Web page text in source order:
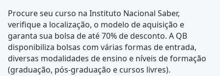
Procure seu curso na Instituto Nacional Saber,
verifique a localização, o modelo de aquisição e
garanta sua bolsa de até 70% de desconto. A QB
disponibiliza bolsas com várias formas de entrada,
diversas modalidades de ensino e níveis de formação
(graduação, pós-graduação e cursos livres).